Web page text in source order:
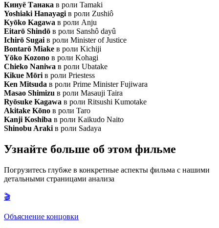
Кинуё Танака в роли Tamaki
Yoshiaki Hanayagi в роли Zushiô
Kyōko Kagawa в роли Anju
Eitarō Shindō в роли Sanshô dayû
Ichirō Sugai в роли Minister of Justice
Bontarō Miake в роли Kichiji
Yōko Kozono в роли Kohagi
Chieko Naniwa в роли Ubatake
Kikue Mōri в роли Priestess
Ken Mitsuda в роли Prime Minister Fujiwara
Masao Shimizu в роли Masauji Taira
Ryōsuke Kagawa в роли Ritsushi Kumotake
Akitake Kōno в роли Taro
Kanji Koshiba в роли Kaikudo Naito
Shinobu Araki в роли Sadaya
Узнайте больше об этом фильме
Погрузитесь глубже в конкретные аспекты фильма с нашими
детальными страницами анализа
🎬
Объяснение концовки